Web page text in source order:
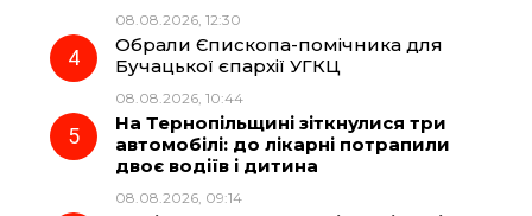
08.08.2026, 12:30
Обрали Єпископа-помічника для
Бучацької єпархії УГКЦ
08.08.2026, 10:44
На Тернопільщині зіткнулися три
автомобілі: до лікарні потрапили
двоє водіїв і дитина
08.08.2026, 09:14